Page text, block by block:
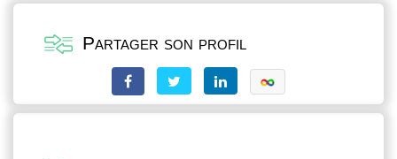
Partager son profil